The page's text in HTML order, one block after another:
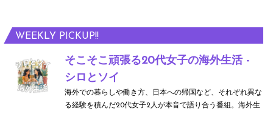
WEEKLY PICKUP!!
そこそこ頑張る20代女子の海外生活 -
シロとソイ
海外での暮らしや働き方、日本への帰国など、それぞれ異な
る経験を積んだ20代女子2人が本音で語り合う番組。海外生